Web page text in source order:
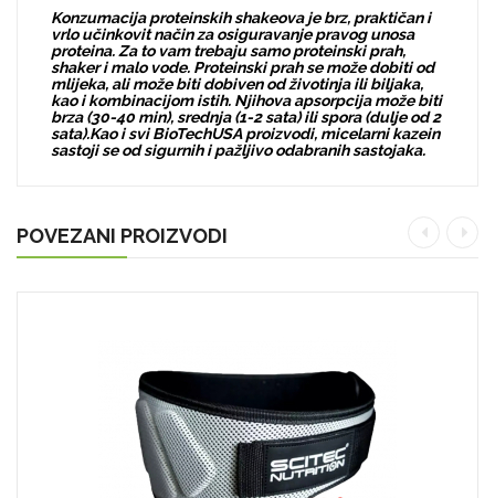
Konzumacija proteinskih shakeova je brz, praktičan i
vrlo učinkovit način za osiguravanje pravog unosa
proteina. Za to vam trebaju samo proteinski prah,
shaker i malo vode. Proteinski prah se može dobiti od
mlijeka, ali može biti dobiven od životinja ili biljaka,
kao i kombinacijom istih. Njihova apsorpcija može biti
brza (30-40 min), srednja (1-2 sata) ili spora (dulje od 2
sata).Kao i svi BioTechUSA proizvodi, micelarni kazein
sastoji se od sigurnih i pažljivo odabranih sastojaka.
POVEZANI PROIZVODI